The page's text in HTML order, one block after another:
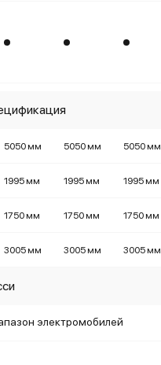
5050 мм 5050 мм 5050 мм
1995 мм 1995 мм 1995 мм
1750 мм 1750 мм 1750 мм
3005 мм 3005 мм 3005 мм
электромобилей